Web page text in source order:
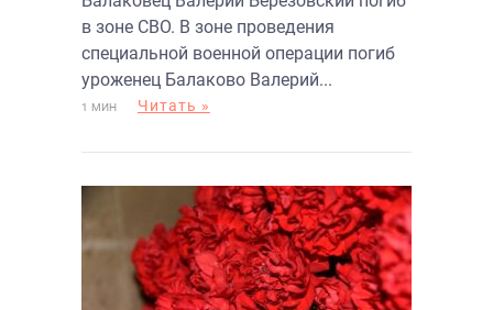
в зоне СВО. В зоне проведения
специальной военной операции погиб
уроженец Балаково Валерий...
1 МИН Читать »